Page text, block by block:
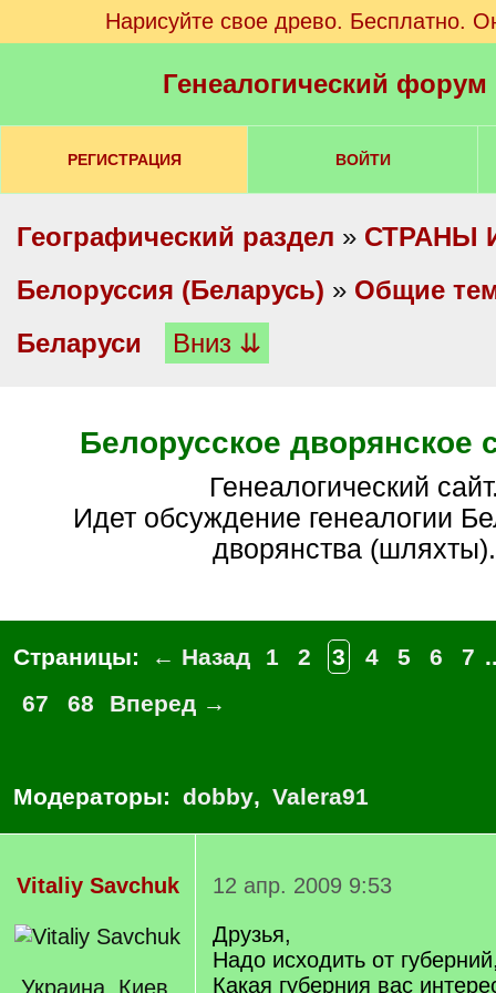
Нарисуйте свое древо. Бесплатно.
Генеалогический
РЕГИСТРАЦИЯ ВОЙТИ
Географический раздел » СТРАНЫ
Белоруссия (Беларусь) » Общие
Беларуси
Вниз ⇊
Белорусское дворянское
Генеалогический
Идет обсуждение генеалогии
дворянства (шляхты).
Страницы: ← Назад 1 2 3 4 5 6 7
67
68 Вперед →
Модераторы: dobby, Valera91
Vitaliy Savchuk
Украина, Киев,
12 апр. 2009 9:53
Друзья,
Надо исходить от
Какая губерния вас